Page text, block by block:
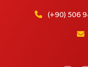
(+90) 506